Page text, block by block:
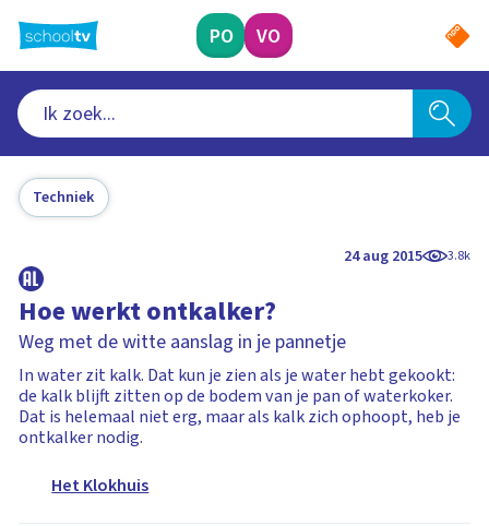
naar
hoofdinhoud
PO VO
Techniek
24 aug 2015 3.8k
Hoe werkt ontkalker?
Weg met de witte aanslag in je pannetje
In water zit kalk. Dat kun je zien als je water hebt gekookt:
de kalk blijft zitten op de bodem van je pan of waterkoker.
Dat is helemaal niet erg, maar als kalk zich ophoopt, heb je
ontkalker nodig.
Het Klokhuis